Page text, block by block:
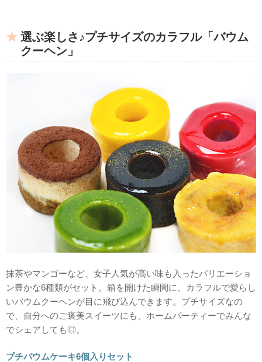
選ぶ楽しさ♪プチサイズのカラフル「バウム
クーヘン」
抹茶やマンゴーなど、女子人気が高い味も入ったバリエーショ
ン豊かな6種類がセット。箱を開けた瞬間に、カラフルで愛らし
いバウムクーヘンが目に飛び込んできます。プチサイズなの
で、自分へのご褒美スイーツにも、ホームパーティーでみんな
でシェアしても◎。
プチバウムケーキ6個入りセット